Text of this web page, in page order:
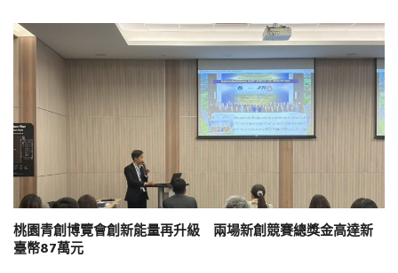
桃園青創博覽會創新能量再升級 兩場新創競賽總獎金高達新
臺幣87萬元